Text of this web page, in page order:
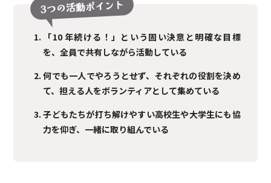
3つの活動ポイント
「10 年続ける！」という固い決意と明確な目標
を、全員で共有しながら活動している
何でも一人でやろうとせず、それぞれの役割を決め
て、担える人をボランティアとして集めている
子どもたちが打ち解けやすい高校生や大学生にも協
力を仰ぎ、一緒に取り組んでいる